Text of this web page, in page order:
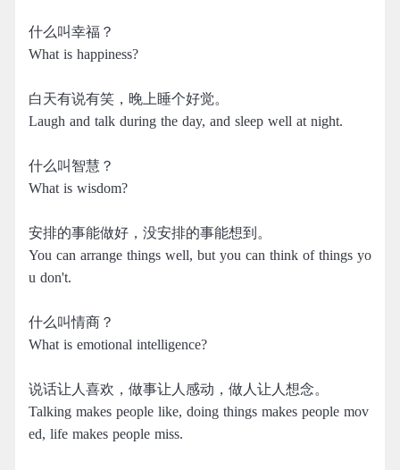
什么叫幸福？
What is happiness?
白天有说有笑，晚上睡个好觉。
Laugh and talk during the day, and sleep well at night.
什么叫智慧？
What is wisdom?
安排的事能做好，没安排的事能想到。
You can arrange things well, but you can think of things yo
u don't.
什么叫情商？
What is emotional intelligence?
说话让人喜欢，做事让人感动，做人让人想念。
Talking makes people like, doing things makes people mov
ed, life makes people miss.